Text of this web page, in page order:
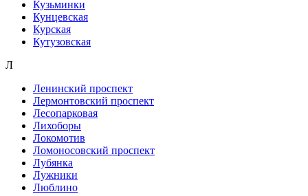
Кузьминки
Кунцевская
Курская
Кутузовская
Л
Ленинский проспект
Лермонтовский проспект
Лесопарковая
Лихоборы
Локомотив
Ломоносовский проспект
Лубянка
Лужники
Люблино